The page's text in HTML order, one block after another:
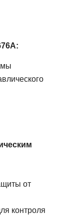
от
контроля